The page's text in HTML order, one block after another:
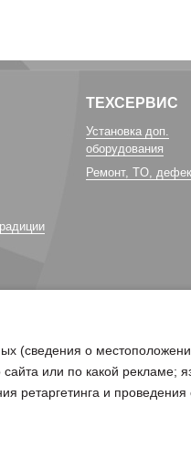
ТЕХСЕРВИС
Установка доп.
оборудования
Ремонт, TO,
(сведения о
сайта или по какой рекламе;
ретаргетинга и проведения